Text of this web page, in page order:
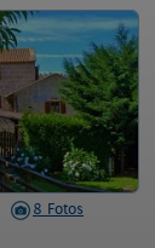
8 Fotos